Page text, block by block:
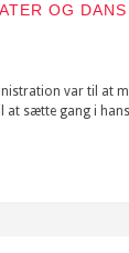
OG DANS
var til at
at sætte gang i